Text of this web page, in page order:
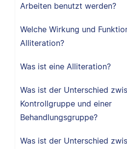
Arbeiten benutzt werden?
Welche Wirkung und
Alliteration?
Was ist eine Alliteration?
Was ist der Unterschied
Kontrollgruppe und einer
Behandlungsgruppe?
Was ist der Unterschied